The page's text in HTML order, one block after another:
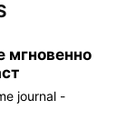
мгновенно
journal -